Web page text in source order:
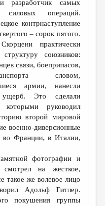
разработчик самых
силовых операций.
контрнаступление
– сорок пятого.
практически
союзников:
связи, боеприпасов,
– словом,
армии, нанесли
Это сделали
которыми руководил
второй мировой
военно-диверсионные
Франции, в Италии,
фотографии и
на жесткое,
такое же волевое лицо
Адольф Гитлер.
покушения группы